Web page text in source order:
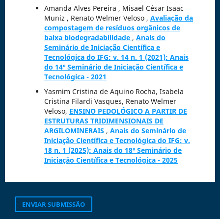
Amanda Alves Pereira , Misael César Isaac
Muniz , Renato Welmer Veloso , Avaliação da
compostagem de resíduos orgânicos de
baixa biodegradabilidade , Anais do
Seminário de Iniciação Científica e
Tecnológica do IFG: v. 14 n. 1 (2021): Anais
do 14º Seminário de Iniciação Científica e
Tecnológica - 2021
Yasmim Cristina de Aquino Rocha, Isabela
Cristina Filardi Vasques, Renato Welmer
Veloso, ENSINO PEDOLÓGICO A PARTIR DE
ESTRUTURAS TRIDIMENSIONAIS DE
ARGILOMINERAIS , Anais do Seminário de
Iniciação Científica e Tecnológica do IFG: v.
18 n. 1 (2025): Anais do 18º Seminário de
Iniciação Científica e Tecnológica - 2025
ENVIAR SUBMISSÃO